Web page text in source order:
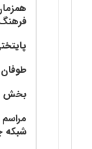
بخش
شبکه